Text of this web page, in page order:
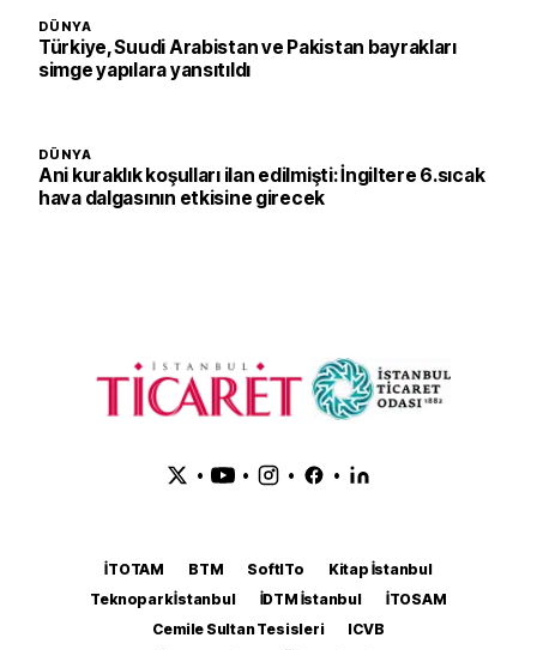
DÜNYA
Türkiye, Suudi Arabistan ve Pakistan bayrakları
simge yapılara yansıtıldı
DÜNYA
Ani kuraklık koşulları ilan edilmişti: İngiltere 6.sıcak
hava dalgasının etkisine girecek
• • • •
İTOTAM BTM SoftITo
Kitap İstanbul
Teknopark İstanbul
İDTM İstanbul
İTOSAM
Cemile Sultan Tesisleri
ICVB